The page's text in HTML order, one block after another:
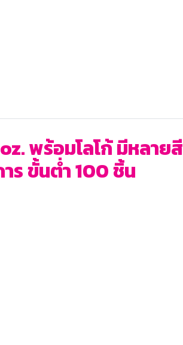
พร้อมโลโก้ มีหลายสี
ร ขั้นต่ำ 100 ชิ้น